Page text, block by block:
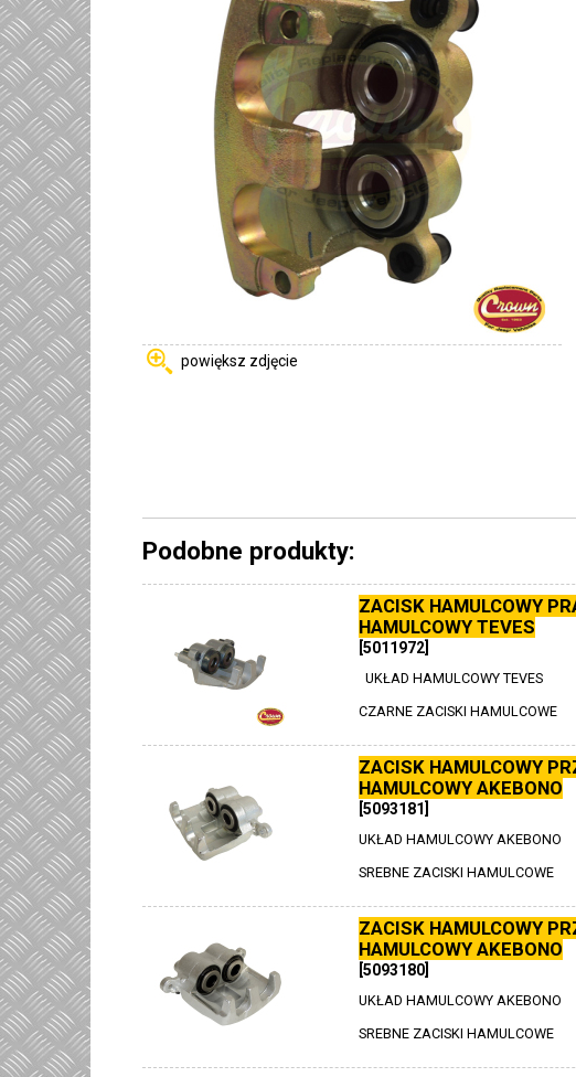
powiększ zdjęcie
Podobne produkty:
ZACISK HAMULCOWY
HAMULCOWY TEVES
[5011972]
UKŁAD HAMULCOWY TEVES
CZARNE ZACISKI HAMULCOWE
ZACISK HAMULCOWY
HAMULCOWY AKEBONO
[5093181]
UKŁAD HAMULCOWY AKEBONO
SREBNE ZACISKI HAMULCOWE
ZACISK HAMULCOWY
HAMULCOWY AKEBONO
[5093180]
UKŁAD HAMULCOWY AKEBONO
SREBNE ZACISKI HAMULCOWE